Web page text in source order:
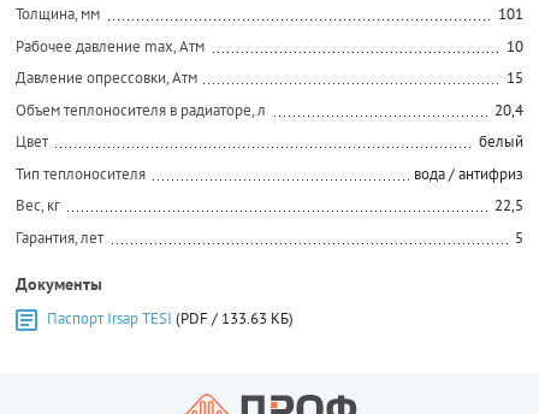
Толщина, мм
101
Рабочее давление max, Атм
10
Давление опрессовки, Атм
15
Объем теплоносителя в радиаторе, л
20,4
Цвет
белый
Тип теплоносителя
вода / антифриз
Вес, кг
22,5
Гарантия, лет
5
Документы
Паспорт Irsap TESI (PDF / 133.63 КБ)